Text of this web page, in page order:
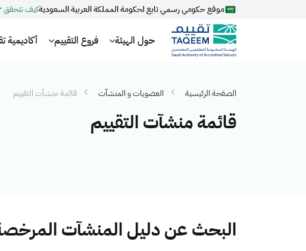
موقع حكومي رسمي تابع لحكومة المملكة العربية السعوديةكيف تتحقق
حول الهيئة فروع التقييم أكاديمية
الصفحة الرئيسية العضويات و المنشآت قائمة منشآت التقييم
قائمة منشآت التقييم
البحث عن دليل المنشآت